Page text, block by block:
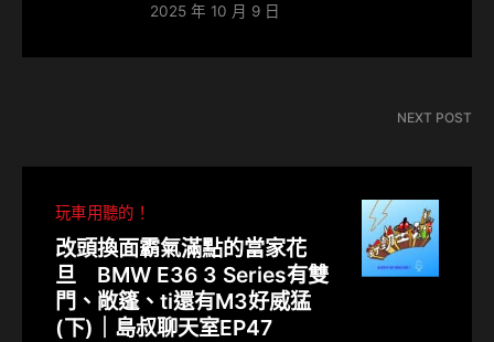
2025 年 10 月 9 日
NEXT POST
玩車用聽的！
改頭換面霸氣滿點的當家花
旦 BMW E36 3 Series有雙
門、敞篷、ti還有M3好威猛
(下)｜島叔聊天室EP47